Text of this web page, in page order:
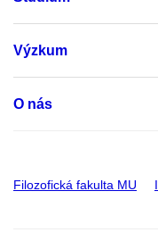
Výzkum
O nás
Filozofická fakulta MU